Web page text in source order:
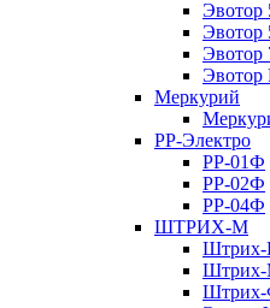
Эвотор
Эвотор
Эвотор
Эвотор
Меркурий
РР-Электро
РР-01Ф
РР-02Ф
РР-04Ф
ШТРИХ-М
Штрих-